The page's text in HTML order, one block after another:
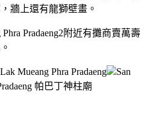
牆上還有龍獅壁畫。
附近有攤商賣萬壽
San
帕巴丁神柱廟